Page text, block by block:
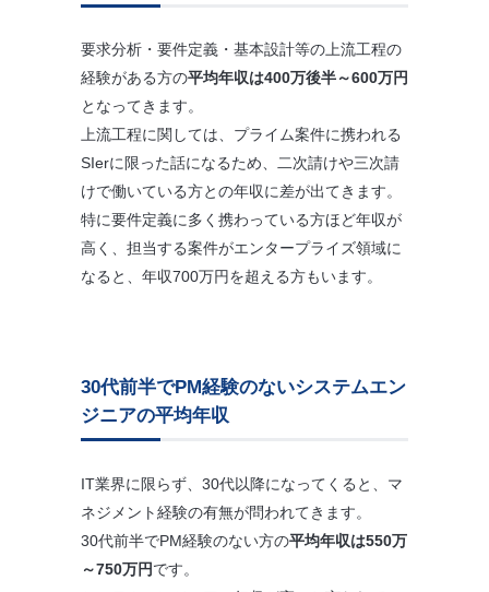
要求分析・要件定義・基本設計等の上流工程の
経験がある方の平均年収は400万後半～600万円
となってきます。
上流工程に関しては、プライム案件に携われる
SIerに限った話になるため、二次請けや三次請
けで働いている方との年収に差が出てきます。
特に要件定義に多く携わっている方ほど年収が
高く、担当する案件がエンタープライズ領域に
なると、年収700万円を超える方もいます。
30代前半でPM経験のないシステムエン
ジニアの平均年収
IT業界に限らず、30代以降になってくると、マ
ネジメント経験の有無が問われてきます。
30代前半でPM経験のない方の平均年収は550万
～750万円です。